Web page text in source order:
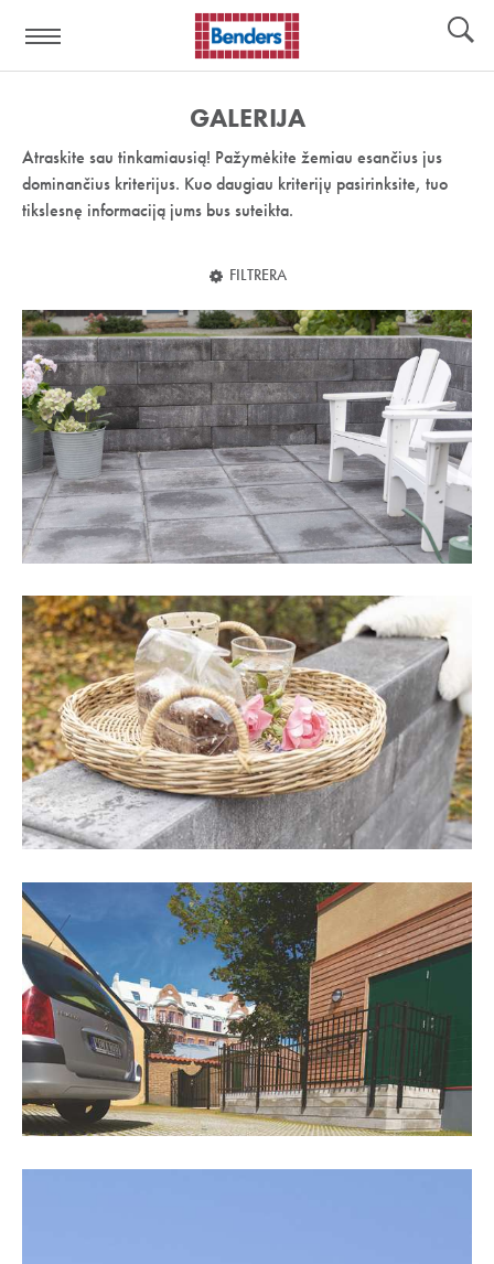
nuoroda:
GALERIJA
Atraskite sau tinkamiausią! Pažymėkite žemiau esančius jus
dominančius kriterijus. Kuo daugiau kriterijų pasirinksite, tuo
tikslesnę informaciją jums bus suteikta.
FILTRERA